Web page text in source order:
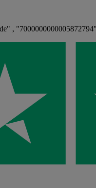
,